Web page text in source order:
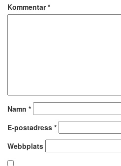
Kommentar*
Namn *
E-postadress *
Webbplats